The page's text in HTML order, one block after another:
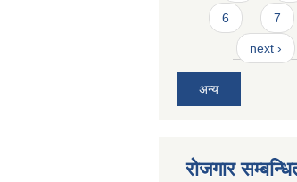
6 7
next ›
अन्य
रोजगार